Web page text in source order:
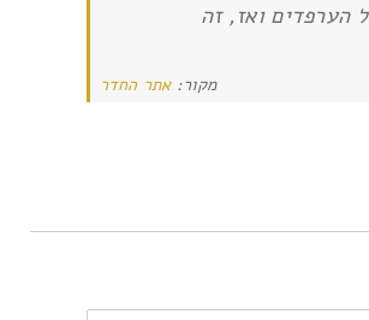
הערפדים ואז, זה
מקור:אתר החדר